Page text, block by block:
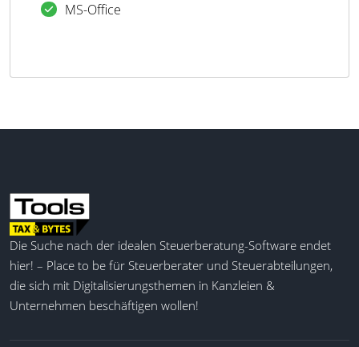
MS-Office
Die Suche nach der idealen Steuerberatung-Software endet
hier! – Place to be für Steuerberater und Steuerabteilungen,
die sich mit Digitalisierungsthemen in Kanzleien &
Unternehmen beschäftigen wollen!